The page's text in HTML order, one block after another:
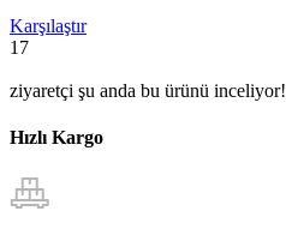
Karşılaştır
17
ziyaretçi şu anda bu ürünü inceliyor!
Hızlı Kargo